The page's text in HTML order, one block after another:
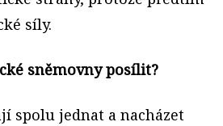
síly.
sněmovny posílit?
spolu jednat a nacházet